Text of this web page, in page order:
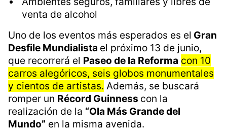
venta de alcohol
Uno de los eventos más esperados es el Gran
Desfile Mundialista el próximo 13 de junio,
que recorrerá el Paseo de la Reforma con 10
carros alegóricos, seis globos monumentales
y cientos de artistas. Además, se buscará
romper un Récord Guinness con la
realización de la “Ola Más Grande del
Mundo” en la misma avenida.